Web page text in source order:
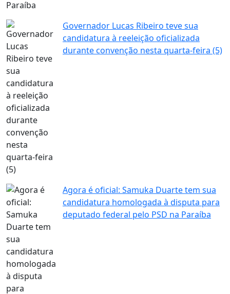
Governador Lucas Ribeiro teve sua
candidatura à reeleição oficializada
durante convenção nesta quarta-feira (5)
Agora é oficial: Samuka Duarte tem sua
candidatura homologada à disputa para
deputado federal pelo PSD na Paraíba